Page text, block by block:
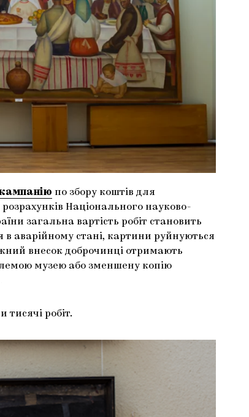
по збору коштів для
розрахунків Національного науково-
загальна вартість робіт становить
в аварійному стані, картини руйнуються
внесок доброчинці отримають
музею або зменшену копію
тисячі робіт.